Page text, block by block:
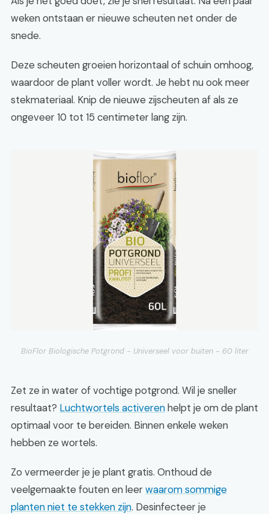
weken ontstaan er nieuwe scheuten net onder de
snede.
Deze scheuten groeien horizontaal of schuin omhoog,
waardoor de plant voller wordt. Je hebt nu ook meer
stekmateriaal. Knip de nieuwe zijscheuten af als ze
ongeveer 10 tot 15 centimeter lang zijn.
BioFlor Biologische Potgrond - Universeel voor buiten - 60 liter
Zet ze in water of vochtige potgrond. Wil je sneller
resultaat? Luchtwortels activerenhelpt je om de plant
optimaal voor te bereiden. Binnen enkele weken
hebben ze wortels.
Zo vermeerder je je plant gratis. Onthoud de
veelgemaakte fouten en leerwaarom sommige
planten niet te stekken zijn. Desinfecteer je